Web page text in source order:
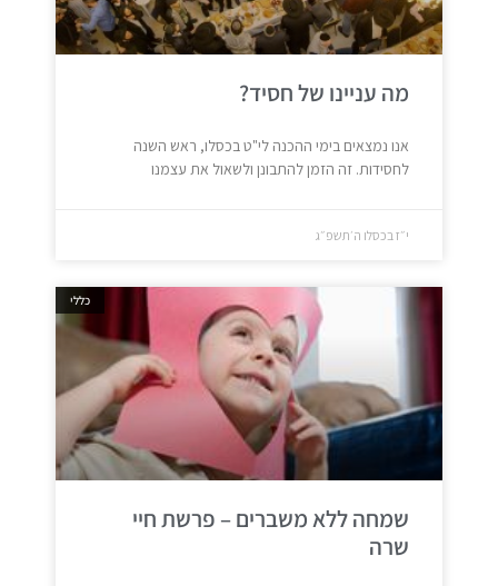
מה עניינו של חסיד?
אנו נמצאים בימי ההכנה לי"ט בכסלו, ראש השנה
לחסידות. זה הזמן להתבונן ולשאול את עצמנו
י״ז בכסלו ה׳תשפ״ג
כללי
שמחה ללא משברים – פרשת חיי
שרה